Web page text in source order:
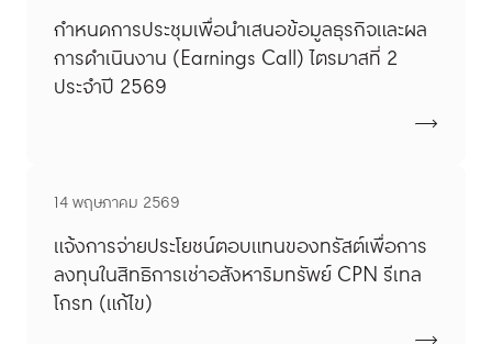
กำหนดการประชุมเพื่อนำเสนอข้อมูลธุรกิจและผล
การดำเนินงาน (Earnings Call) ไตรมาสที่ 2
ประจำปี 2569
14 พฤษภาคม 2569
แจ้งการจ่ายประโยชน์ตอบแทนของทรัสต์เพื่อการ
ลงทุนในสิทธิการเช่าอสังหาริมทรัพย์ CPN รีเทล
โกรท (แก้ไข)